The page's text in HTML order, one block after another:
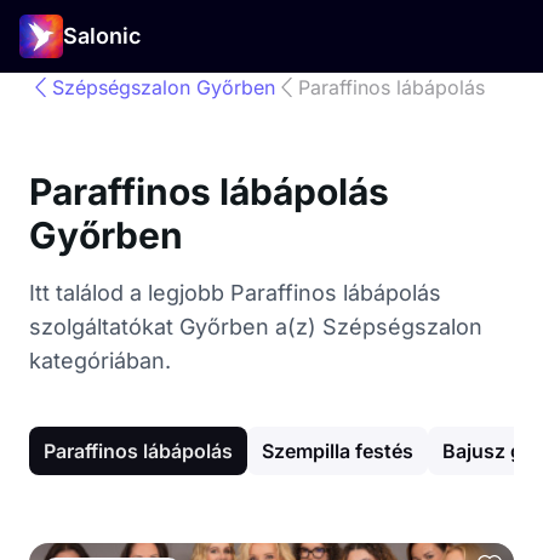
Salonic
Szépségszalon Győrben Paraffinos lábápolás
Paraffinos lábápolás
Győrben
Itt találod a legjobb Paraffinos lábápolás
szolgáltatókat Győrben a(z) Szépségszalon
kategóriában.
Paraffinos lábápolás Szempilla festés Bajusz